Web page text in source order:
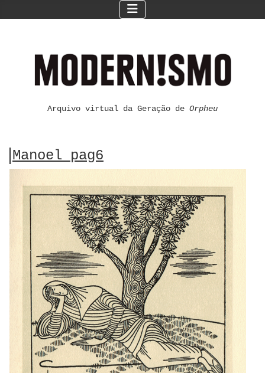
Arquivo virtual da Geração de Orpheu
Manoel pag6